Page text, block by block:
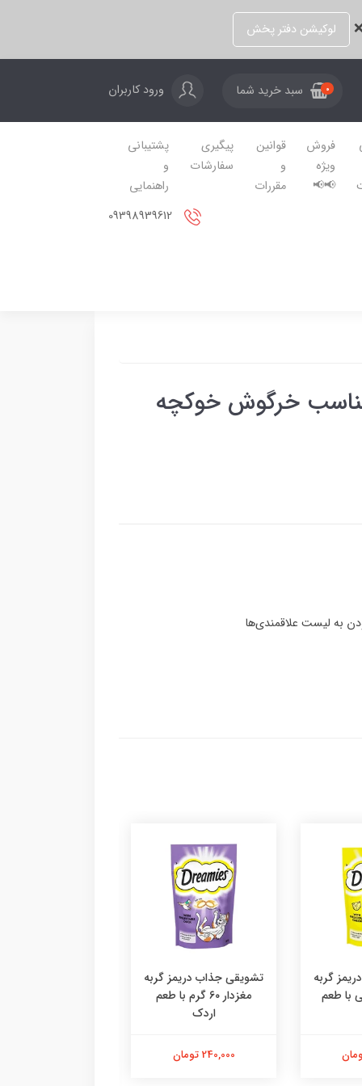
لوکیشن دفتر پخش
0 سبد خرید شما ورود کاربران
فروش
ویژه
📢📢
قوانین
و
مقررات
پیگیری
سفارشات
پشتیبانی
و
راهنمایی
مناسب خرگوش خوکچه
گربه
گرمی با طعم
تشویقی جذاب دریمز گربه
مغزدار ۶۰ گرم با طعم
اردک
240,000 تومان